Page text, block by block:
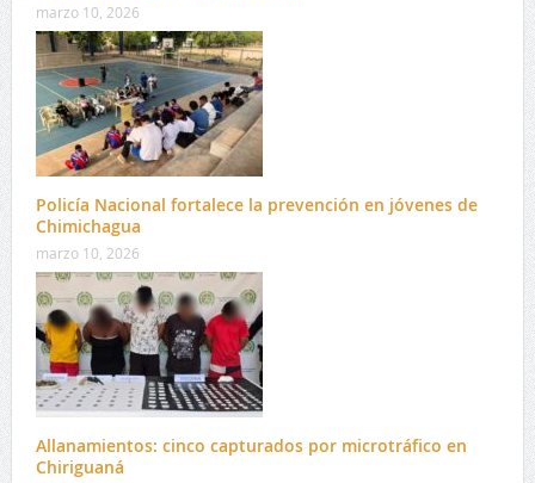
marzo 10, 2026
Policía Nacional fortalece la prevención en jóvenes de
Chimichagua
marzo 10, 2026
Allanamientos: cinco capturados por microtráfico en
Chiriguaná